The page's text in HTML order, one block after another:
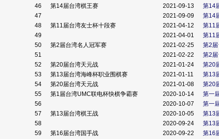
46
第14届台湾棋王赛 2021-09-13
第14
47
2021-09-09
第14
48
第11届台湾友士杯十段赛 2021-04-12
第11
49
2021-04-01
第11
50
第2届台湾名人冠军赛 2021-02-25
第2
51
2021-02-22
第2
52
第20届台湾天元战 2021-01-24
第20
53
第13届台湾海峰杯职业围棋赛 2021-01-11
第13
54
第20届台湾天元战 2021-01-08
第20
55
第1届台湾UMC联电杯快棋争霸赛 2020-10-14
第一
56
2020-10-07
第一
57
第13届台湾棋王战 2020-10-05
第13
58
2020-09-24
第13
59
第16届台湾国手战 2020-09-22
第16